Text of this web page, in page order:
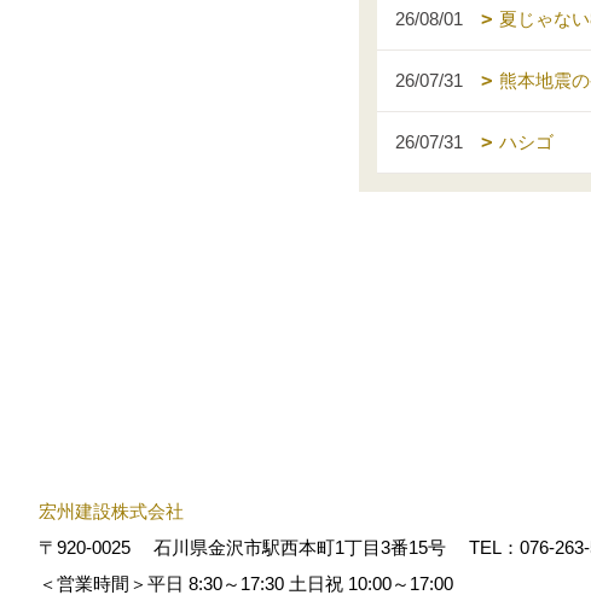
26/08/01 夏じゃな
26/07/31 熊本地震
26/07/31 ハシゴ
宏州建設株式会社
〒920-0025
石川県金沢市駅西本町1丁目3番15号 TEL： 076-
＜営業時間＞平日 8:30～17:30 土日祝 10:00～17:00